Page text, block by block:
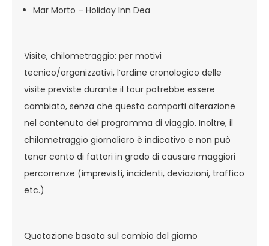
Mar Morto – Holiday Inn Dea
Visite, chilometraggio: per motivi
tecnico/organizzativi, l’ordine cronologico delle
visite previste durante il tour potrebbe essere
cambiato, senza che questo comporti alterazione
nel contenuto del programma di viaggio. Inoltre, il
chilometraggio giornaliero è indicativo e non può
tener conto di fattori in grado di causare maggiori
percorrenze (imprevisti, incidenti, deviazioni, traffico
etc.)
Quotazione basata sul cambio del giorno